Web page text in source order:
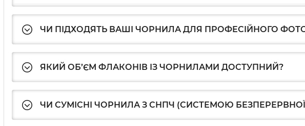
ЧИ ПІДХОДЯТЬ ВАШІ ЧОРНИЛА ДЛЯ ПРОФЕСІЙНОГО
ЯКИЙ ОБ’ЄМ ФЛАКОНІВ ІЗ ЧОРНИЛАМИ ДОСТУПНИЙ?
ЧИ СУМІСНІ ЧОРНИЛА З СНПЧ (СИСТЕМОЮ